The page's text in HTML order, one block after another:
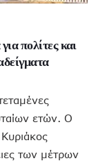
πολίτες και
ετών. Ο
των μέτρων